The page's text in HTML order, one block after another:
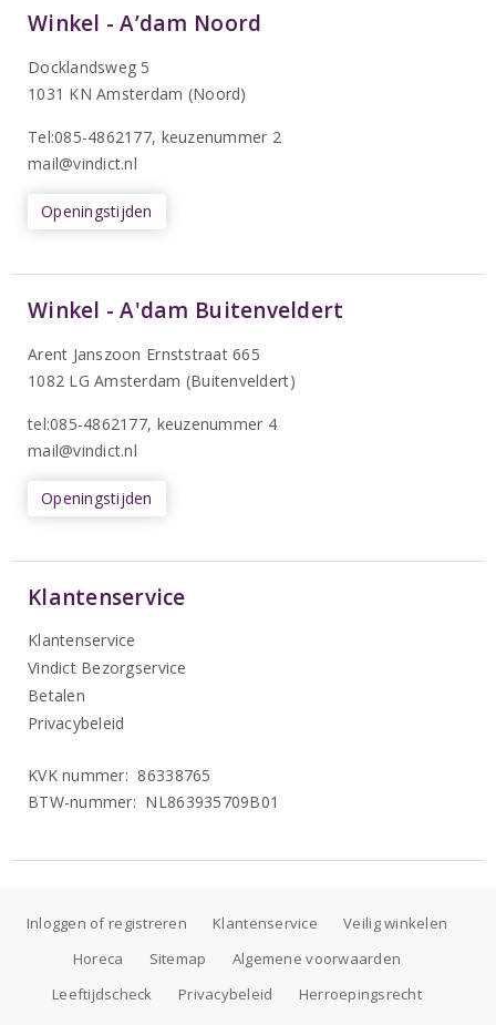
Winkel - A’dam Noord
Docklandsweg 5
1031 KN Amsterdam (Noord)
Tel:085-4862177, keuzenummer 2
mail@vindict.nl
Openingstijden
Winkel - A'dam Buitenveldert
Arent Janszoon Ernststraat 665
1082 LG Amsterdam (Buitenveldert)
tel:085-4862177, keuzenummer 4
mail@vindict.nl
Openingstijden
Klantenservice
Klantenservice
Vindict Bezorgservice
Betalen
Privacybeleid
KVK nummer: 86338765
BTW-nummer: NL863935709B01
Inloggen of registreren Klantenservice
Veilig winkelen
Horeca
Sitemap
Algemene voorwaarden
Leeftijdscheck
Privacybeleid Herroepingsrecht